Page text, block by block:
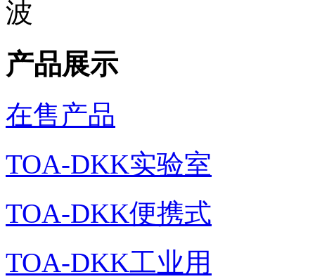
产品展示
在售产品
TOA-DKK实验室
TOA-DKK便携式
TOA-DKK工业用